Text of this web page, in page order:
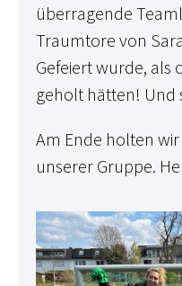
überragende
Traumtore von
Gefeiert wurde, als
geholt hätten! Und
Am Ende holten
unserer Gruppe.